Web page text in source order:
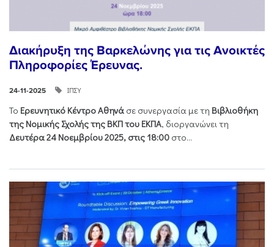
Διακήρυξη της Βαρκελώνης για τις Ανοικτές
Πληροφορίες Έρευνας.
24-11-2025 ΙΠΣΥ
Το Ερευνητικό Κέντρο Αθηνά σε συνεργασία με τη Βιβλιοθήκη
της Νομικής Σχολής της ΒΚΠ του ΕΚΠΑ, διοργανώνει τη
Δευτέρα 24 Νοεμβρίου 2025, στις 18:00 στο...